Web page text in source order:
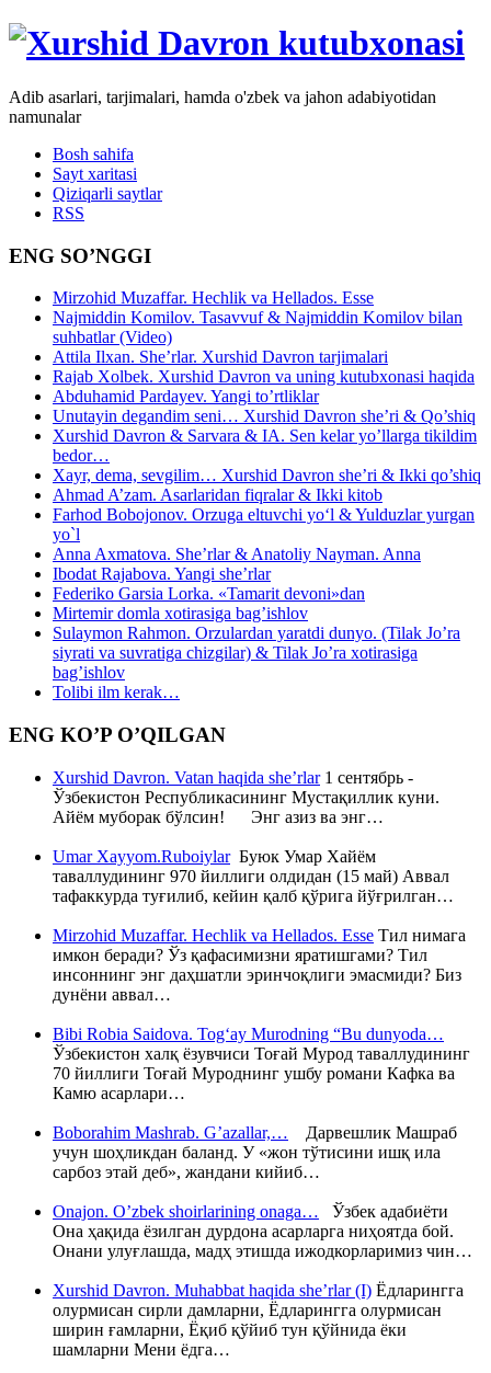
Adib asarlari, tarjimalari, hamda o'zbek va jahon adabiyotidan
namunalar
Bosh sahifa
Sayt xaritasi
Qiziqarli saytlar
RSS
ENG SO’NGGI
Mirzohid Muzaffar. Hechlik va Hellados. Esse
Najmiddin Komilov. Tasavvuf & Najmiddin Komilov bilan
suhbatlar (Video)
Attila Ilxan. She’rlar. Xurshid Davron tarjimalari
Rajab Xolbek. Xurshid Davron va uning kutubxonasi haqida
Abduhamid Pardayev. Yangi to’rtliklar
Unutayin degandim seni… Xurshid Davron she’ri & Qo’shiq
Xurshid Davron & Sarvara & IA. Sen kelar yo’llarga tikildim
bedor…
Xayr, dema, sevgilim… Xurshid Davron she’ri & Ikki qo’shiq
Ahmad A’zam. Asarlaridan fiqralar & Ikki kitob
Farhod Bobojonov. Orzuga eltuvchi yo‘l & Yulduzlar yurgan
yo`l
Anna Axmatova. She’rlar & Anatoliy Nayman. Anna
Ibodat Rajabova. Yangi she’rlar
Federiko Garsia Lorka. «Tamarit devoni»dan
Mirtemir domla xotirasiga bag’ishlov
Sulaymon Rahmon. Orzulardan yaratdi dunyo. (Tilak Jo’ra
siyrati va suvratiga chizgilar) & Tilak Jo’ra xotirasiga
bag’ishlov
Tolibi ilm kerak…
ENG KO’P O’QILGAN
Xurshid Davron. Vatan haqida she’rlar1 сентябрь -
Ўзбекистон Республикасининг Мустақиллик куни.
Айём муборак бўлсин! Энг азиз ва энг…
Umar Xayyom.RuboiylarБуюк Умар Хайём
таваллудининг 970 йиллиги олдидан (15 май) Аввал
тафаккурда туғилиб, кейин қалб қўрига йўғрилган…
Mirzohid Muzaffar. Hechlik va Hellados. Esse Тил нимага
имкон беради? Ўз қафасимизни яратишгами? Тил
инсоннинг энг даҳшатли эринчоқлиги эмасмиди? Биз
дунёни аввал…
Bibi Robia Saidova. Tog‘ay Murodning “Bu dunyoda…
Ўзбекистон халқ ёзувчиси Тоғай Мурод таваллудининг
70 йиллиги Тоғай Муроднинг ушбу романи Кафка ва
Камю асарлари…
Boborahim Mashrab. G’azallar,… Дарвешлик Машраб
учун шоҳликдан баланд. У «жон тўтисини ишқ ила
сарбоз этай деб», жандани кийиб…
Onajon. O’zbek shoirlarining onaga… Ўзбек адабиёти
Она ҳақида ёзилган дурдона асарларга ниҳоятда бой.
Онани улуғлашда, мадҳ этишда ижодкорларимиз чин…
Xurshid Davron. Muhabbat haqida she’rlar (I) Ёдларингга
олурмисан сирли дамларни, Ёдларингга олурмисан
ширин ғамларни, Ёқиб қўйиб тун қўйнида ёки
шамларни Мени ёдга…